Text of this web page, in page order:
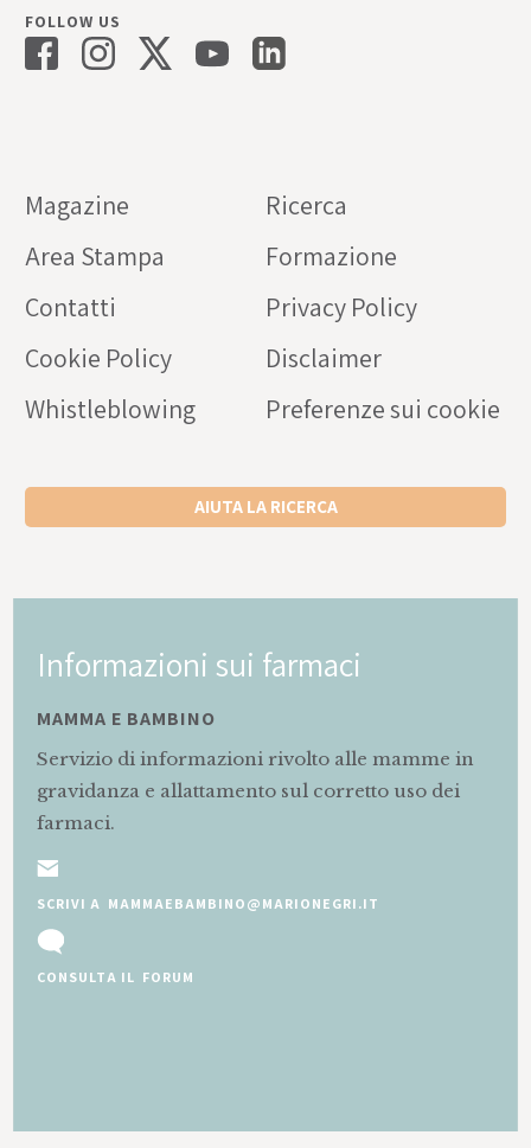
FOLLOW US
Magazine
Ricerca
Area Stampa
Formazione
Contatti
Privacy Policy
Cookie Policy
Disclaimer
Whistleblowing
Preferenze sui cookie
AIUTA LA RICERCA
Informazioni sui farmaci
MAMMA E BAMBINO
Servizio di informazioni rivolto alle mamme in
gravidanza e allattamento sul corretto uso dei
farmaci.
SCRIVI A MAMMAEBAMBINO@MARIONEGRI.IT
CONSULTA IL FORUM